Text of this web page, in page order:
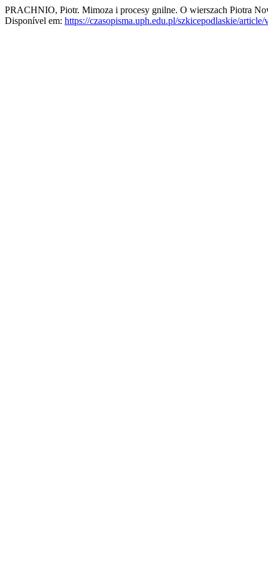
PRACHNIO, Piotr. Mimoza i procesy gnilne. O wierszach Piotra
Disponível em: https://czasopisma.uph.edu.pl/szkicepodlaskie/